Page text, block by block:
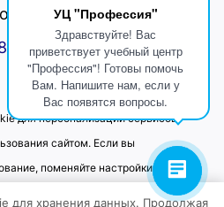
УЦ "Профессия"
Здравствуйте! Вас
приветствует учебный центр
"Профессия"! Готовы помочь
Вам. Напишите нам, если у
Вас появятся вопросы.
42
02
для персонализации сервисов
сайтом. Если вы
поменяйте настройки
для хранения данных. Продолжая